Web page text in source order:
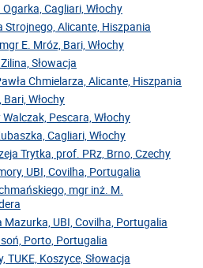
Cagliari, Włochy
Strojnego, Alicante, Hiszpania
E. Mróz, Bari, Włochy
Słowacja
Chmielarza, Alicante, Hiszpania
Włochy
Pescara, Włochy
Cagliari, Włochy
Trytka, prof. PRz, Brno, Czechy
UBI, Covilha, Portugalia
mgr inż. M.
Mazurka, UBI, Covilha, Portugalia
Porto, Portugalia
TUKE, Koszyce, Słowacja